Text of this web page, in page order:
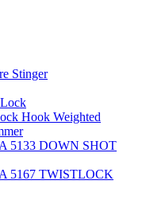
Stinger
Hook Weighted
5133 DOWN SHOT
5167 TWISTLOCK